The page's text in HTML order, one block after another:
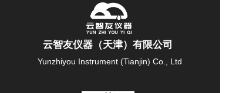
云智友仪器（天津）有限公司
Yunzhiyou Instrument (Tianjin) Co., Ltd